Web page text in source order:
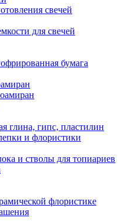
свечей
для свечей
бумага
глина, гипс, пластилин
и флористики
и стволы для топиариев
флористике